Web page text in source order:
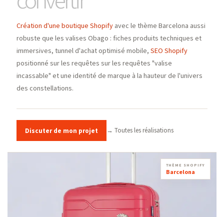
Création d'une boutique Shopify avec le thème Barcelona aussi
robuste que les valises Obago : fiches produits techniques et
immersives, tunnel d'achat optimisé mobile, SEO Shopify
positionné sur les requêtes sur les requêtes "valise
incassable" et une identité de marque à la hauteur de l'univers
des constellations.
Discuter de mon projet → Toutes les réalisations
THÈME SHOPIFY
Barcelona